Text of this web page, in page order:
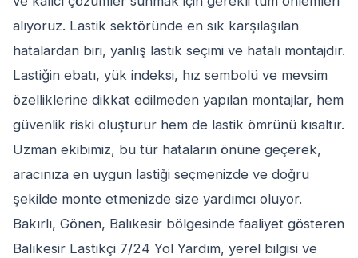
alıyoruz. Lastik sektöründe en sık karşılaşılan
hatalardan biri, yanlış lastik seçimi ve hatalı montajdır.
Lastiğin ebatı, yük indeksi, hız sembolü ve mevsim
özelliklerine dikkat edilmeden yapılan montajlar, hem
güvenlik riski oluşturur hem de lastik ömrünü kısaltır.
Uzman ekibimiz, bu tür hataların önüne geçerek,
aracınıza en uygun lastiği seçmenizde ve doğru
şekilde monte etmenizde size yardımcı oluyor.
Bakırlı, Gönen, Balıkesir bölgesinde faaliyet gösteren
Balıkesir Lastikçi 7/24 Yol Yardım, yerel bilgisi ve